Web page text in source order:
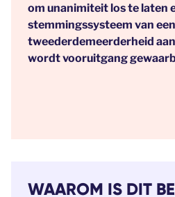
om unanimiteit los te laten
stemmingssysteem van een
tweederdemeerderheid
wordt vooruitgang
WAAROM IS DIT